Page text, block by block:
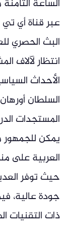
الساعة
عبر قناة أي
البث الحصري
انتظار لآلاف
الأحداث
السلطان
المستجدات
يمكن للجمهور
العربية على
حيث توفر
جودة عالية،
ذات التقنيات